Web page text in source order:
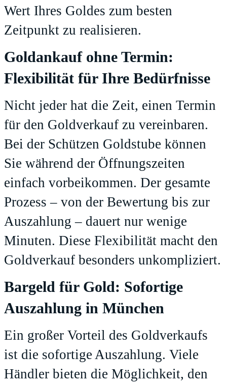
Wert Ihres Goldes zum besten
Zeitpunkt zu realisieren.
Goldankauf ohne Termin:
Flexibilität für Ihre Bedürfnisse
Nicht jeder hat die Zeit, einen Termin
für den Goldverkauf zu vereinbaren.
Bei der Schützen Goldstube können
Sie während der Öffnungszeiten
einfach vorbeikommen. Der gesamte
Prozess – von der Bewertung bis zur
Auszahlung – dauert nur wenige
Minuten. Diese Flexibilität macht den
Goldverkauf besonders unkompliziert.
Bargeld für Gold: Sofortige
Auszahlung in München
Ein großer Vorteil des Goldverkaufs
ist die sofortige Auszahlung. Viele
Händler bieten die Möglichkeit, den